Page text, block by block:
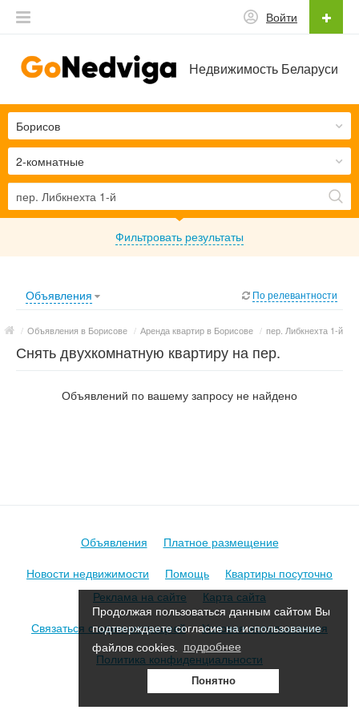
Продолжая пользоваться данным сайтом Вы
подтверждаете согласие на использование
файлов cookies.
подробнее
Понятно
Недвижимость Беларуси
Войти
2-комнатные
Борисов
Фильтровать результаты
Объявления По релевантности
/ Объявления в Борисове / Аренда квартир в Борисове / пер. Либкнехта 1-й
Снять двухкомнатную квартиру на пер.
Объявлений по вашему запросу не найдено
Объявления
Платное размещение
Новости недвижимости
Помощь
Квартиры посуточно
Реклама на сайте
Карта сайта
Связаться с администрацией
Условия использования
Политика конфиденциальности